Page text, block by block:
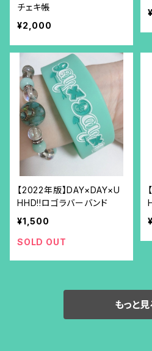
チェキ帳
¥2,000
【2022年版】DAY×DAY×U
HHD!!ロゴラバーバンド
¥1,500
SOLD OUT
もっと見